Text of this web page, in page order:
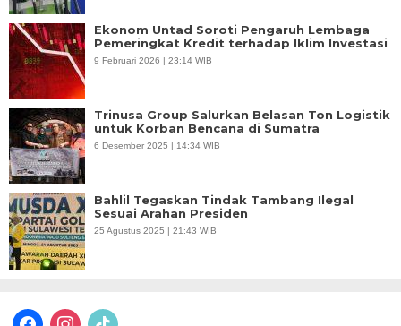
Ekonom Untad Soroti Pengaruh Lembaga
Pemeringkat Kredit terhadap Iklim Investasi
9 Februari 2026 | 23:14 WIB
Trinusa Group Salurkan Belasan Ton Logistik
untuk Korban Bencana di Sumatra
6 Desember 2025 | 14:34 WIB
Bahlil Tegaskan Tindak Tambang Ilegal
Sesuai Arahan Presiden
25 Agustus 2025 | 21:43 WIB
facebookinstagram
tiktok